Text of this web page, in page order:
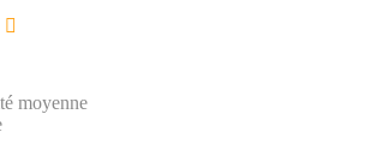
moyenne